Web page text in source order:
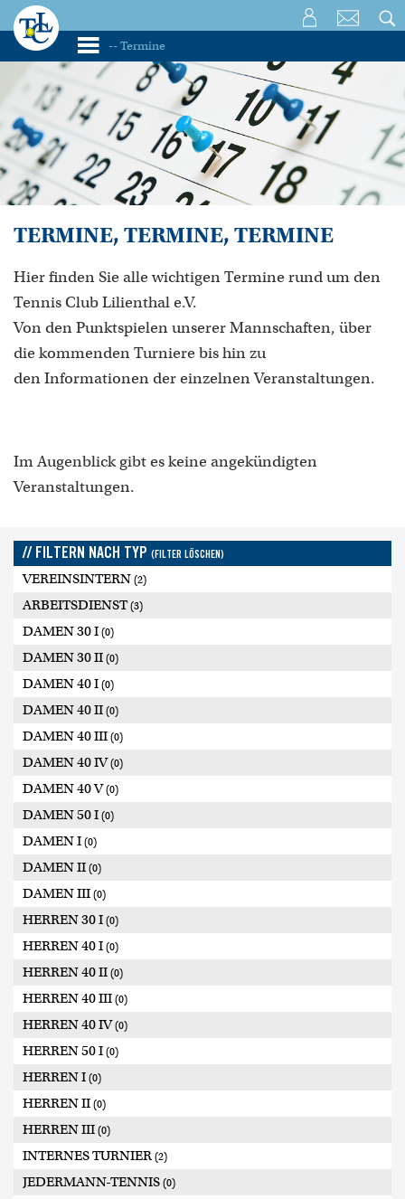
TERMINE, TERMINE, TERMINE
Hier finden Sie alle wichtigen Termine rund um den
Tennis Club Lilienthal e.V.
Von den Punktspielen unserer Mannschaften, über
die kommenden Turniere bis hin zu
den Informationen der einzelnen Veranstaltungen.
Im Augenblick gibt es keine angekündigten
Veranstaltungen.
// FILTERN NACH TYP (FILTER LÖSCHEN)
VEREINSINTERN (2)
ARBEITSDIENST(3)
DAMEN 30 I (0)
DAMEN 30 II (0)
DAMEN 40 I (0)
DAMEN 40 II (0)
DAMEN 40 III (0)
DAMEN 40 IV(0)
DAMEN 40 V(0)
DAMEN 50 I (0)
DAMEN I (0)
DAMEN II (0)
DAMEN III (0)
HERREN 30 I (0)
HERREN 40 I (0)
HERREN 40 II (0)
HERREN 40 III (0)
HERREN 40 IV(0)
HERREN 50 I (0)
HERREN I (0)
HERREN II (0)
HERREN III (0)
INTERNES TURNIER (2)
JEDERMANN-TENNIS (0)